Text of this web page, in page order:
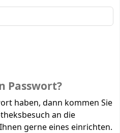
Passwort?
haben, dann kommen Sie
an die
gerne eines einrichten.